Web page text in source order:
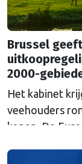
Brussel
2000-
Het kabinet
veehouders
kopen. De